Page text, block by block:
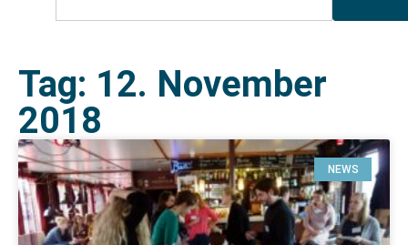
Tag: 12. November
2018
NEWS